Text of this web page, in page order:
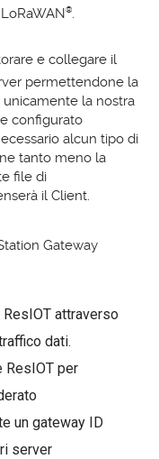
®.
e collegare il
permettendone la
la nostra
configurato
alcun tipo di
tanto meno la
file di
il Client.
Gateway
attraverso
dati.
ResIOT per
un gateway ID
server